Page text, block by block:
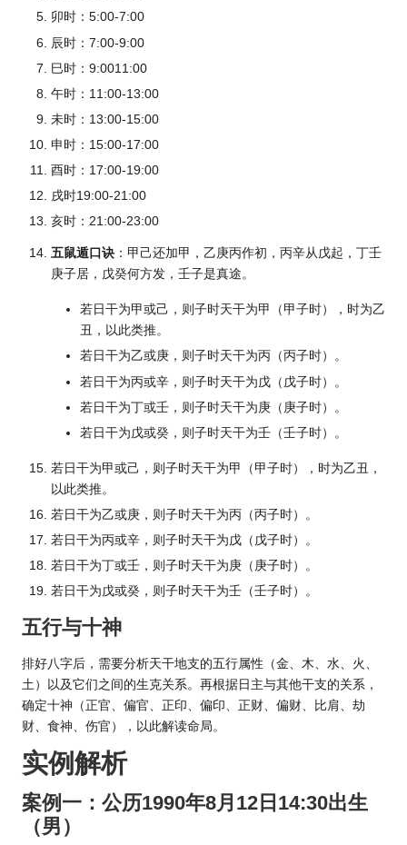
卯时：5:00-7:00
辰时：7:00-9:00
巳时：9:0011:00
午时：11:00-13:00
未时：13:00-15:00
申时：15:00-17:00
酉时：17:00-19:00
戌时19:00-21:00
亥时：21:00-23:00
五鼠遁口诀 ：甲己还加甲，乙庚丙作初，丙辛从戊起，丁壬
庚子居，戊癸何方发，壬子是真途。
若日干为甲或己，则子时天干为甲（甲子时），时为乙
丑，以此类推。
若日干为乙或庚，则子时天干为丙（丙子时）。
若日干为丙或辛，则子时天干为戊（戊子时）。
若日干为丁或壬，则子时天干为庚（庚子时）。
若日干为戊或癸，则子时天干为壬（壬子时）。
若日干为甲或己，则子时天干为甲（甲子时），时为乙丑，
以此类推。
若日干为乙或庚，则子时天干为丙（丙子时）。
若日干为丙或辛，则子时天干为戊（戊子时）。
若日干为丁或壬，则子时天干为庚（庚子时）。
若日干为戊或癸，则子时天干为壬（壬子时）。
五行与十神
排好八字后，需要分析天干地支的五行属性（金、木、水、火、
土）以及它们之间的生克关系。再根据日主与其他干支的关系，
确定十神（正官、偏官、正印、偏印、正财、偏财、比肩、劫
财、食神、伤官），以此解读命局。
实例解析
案例一：公历1990年8月12日14:30出生
（男）